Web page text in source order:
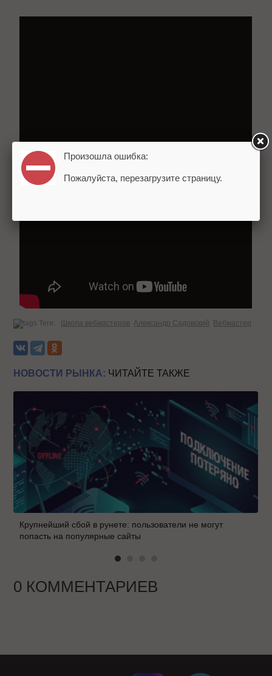
Теги: Школа вебмастеров Александр Садовский Вебмастер
НОВОСТИ РЫНКА: ЧИТАЙТЕ ТАКЖЕ
Крупнейший сбой в рунете: пользователи не могут
попасть на популярные сайты
0 КОММЕНТАРИЕВ
Произошла ошибка:
Пожалуйста, перезагрузите страницу.